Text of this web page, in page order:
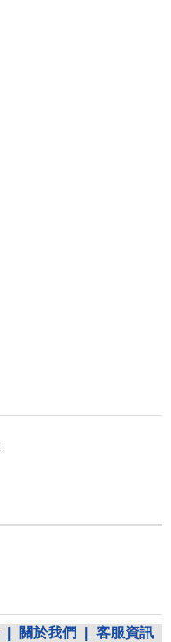
關於我們
客服資訊